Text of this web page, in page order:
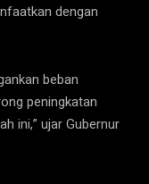
dengan
beban
peningkatan
ini,” ujar Gubernur